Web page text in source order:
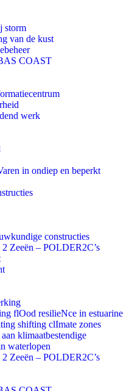
storm
van de kust
COAST
werk
in ondiep en beperkt
constructies
Zeeën – POLDER2C’s
flOod resilieNce in estuarine
shifting clImate zones
klimaatbestendige
waterlopen
Zeeën – POLDER2C’s